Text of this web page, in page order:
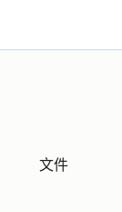
文件